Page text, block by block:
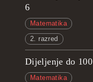
6
Matematika
2. razred
Dijeljenje do 100
Matematika